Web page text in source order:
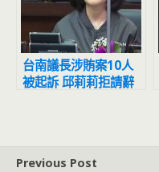
台南議長涉賄案10人
被起訴 邱莉莉拒請辭
Previous Post